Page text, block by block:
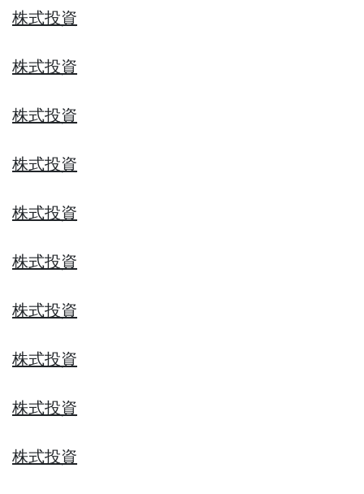
株式投資
株式投資
株式投資
株式投資
株式投資
株式投資
株式投資
株式投資
株式投資
株式投資